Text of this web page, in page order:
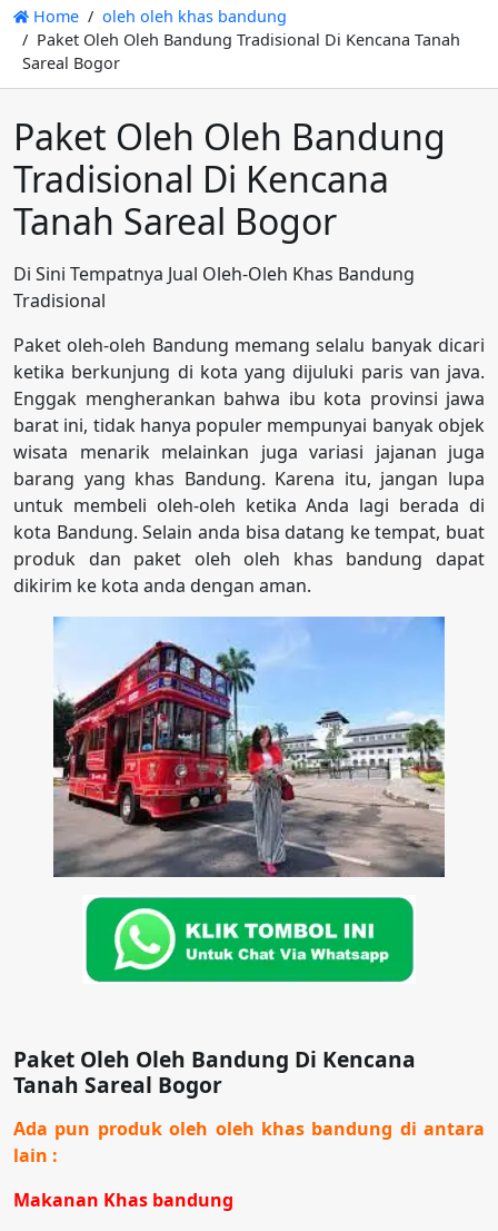
Home
oleh oleh khas bandung
Paket Oleh Oleh Bandung Tradisional Di Kencana Tanah
Sareal Bogor
Paket Oleh Oleh Bandung
Tradisional Di Kencana
Tanah Sareal Bogor
Di Sini Tempatnya Jual Oleh-Oleh Khas Bandung
Tradisional
Paket oleh-oleh Bandung memang selalu banyak dicari
ketika berkunjung di kota yang dijuluki paris van java.
Enggak mengherankan bahwa ibu kota provinsi jawa
barat ini, tidak hanya populer mempunyai banyak objek
wisata menarik melainkan juga variasi jajanan juga
barang yang khas Bandung. Karena itu, jangan lupa
untuk membeli oleh-oleh ketika Anda lagi berada di
kota Bandung. Selain anda bisa datang ke tempat, buat
produk dan paket oleh oleh khas bandung dapat
dikirim ke kota anda dengan aman.
Paket Oleh Oleh Bandung Di Kencana
Tanah Sareal Bogor
Ada pun produk oleh oleh khas bandung di antara
lain :
Makanan Khas bandung